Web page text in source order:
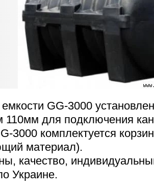
GG-3000
110мм для подключения
3000 комплектуется
материал).
качество,
Украине.